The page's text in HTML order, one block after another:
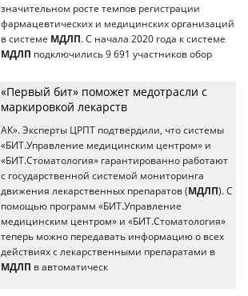
значительном росте темпов регистрации
фармацевтических и медицинских организаций
в системе МДЛП. С начала 2020 года к системе
МДЛП подключились 9 691 участников обор
«Первый бит» поможет медотрасли с
маркировкой лекарств
АК». Эксперты ЦРПТ подтвердили, что системы
«БИТ.Управление медицинским центром» и
«БИТ.Стоматология» гарантированно работают
с государственной системой мониторинга
движения лекарственных препаратов (МДЛП). С
помощью программ «БИТ.Управление
медицинским центром» и «БИТ.Стоматология»
теперь можно передавать информацию о всех
действиях с лекарственными препаратами в
МДЛП в автоматическ